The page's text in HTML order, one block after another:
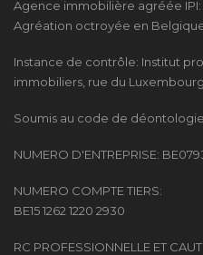
Agence immobilière agréée IPI:
Agréation octroyée en
Instance de contrôle: Institut
immobiliers, rue du
Soumis au code de déontologie
NUMERO D'ENTREPRISE:
NUMERO COMPTE TIERS:
BE15 1262 1220 2930
RC PROFESSIONNELLE ET